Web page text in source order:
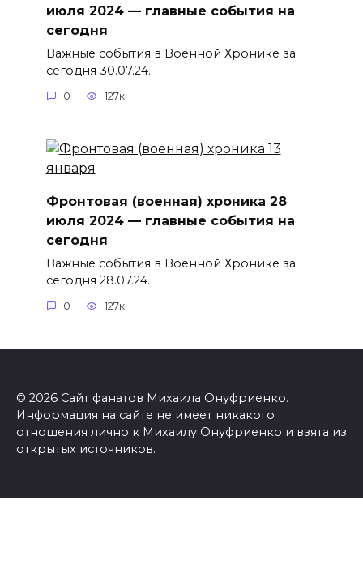
июля 2024 — главные события на
сегодня
Важные события в Военной Хронике за
сегодня 30.07.24.
0 127к.
Фронтовая (военная) хроника 28
июля 2024 — главные события на
сегодня
Важные события в Военной Хронике за
сегодня 28.07.24.
0 127к.
© 2026 Сайт фанатов Михаила Онуфриенко.
Информация на сайте не имеет никакого
отношения лично к Михаилу Онуфриенко и взята из
открытых источников.